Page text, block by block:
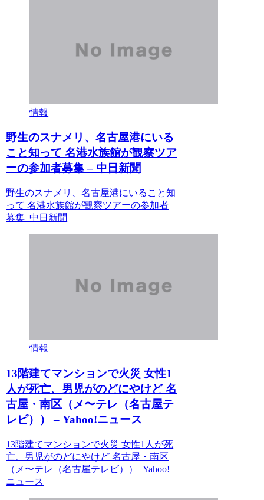
情報
野生のスナメリ、名古屋港にいる
こと知って 名港水族館が観察ツア
ーの参加者募集 – 中日新聞
野生のスナメリ、名古屋港にいること知
って 名港水族館が観察ツアーの参加者
募集 中日新聞
情報
13階建てマンションで火災 女性1
人が死亡、男児がのどにやけど 名
古屋・南区（メ〜テレ（名古屋テ
レビ）） – Yahoo!ニュース
13階建てマンションで火災 女性1人が死
亡、男児がのどにやけど 名古屋・南区
（メ〜テレ（名古屋テレビ）） Yahoo!
ニュース